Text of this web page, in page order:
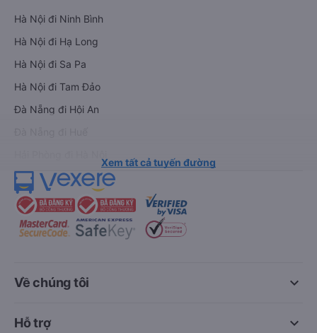
Hà Nội đi Ninh Bình
Hà Nội đi Hạ Long
Hà Nội đi Sa Pa
Hà Nội đi Tam Đảo
Đà Nẵng đi Hội An
Xem tất cả tuyến đường
keyboard_arrow_down
Về chúng tôi
keyboard_arrow_down
Hỗ trợ